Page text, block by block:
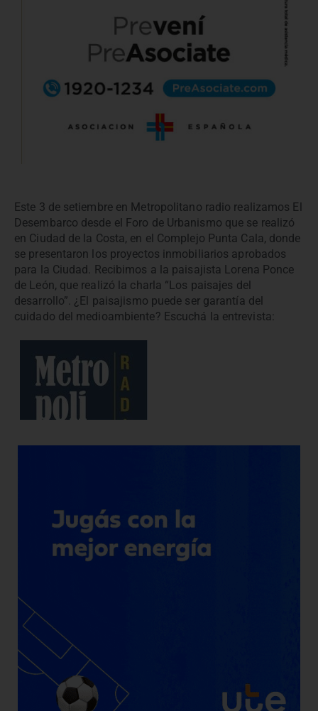
Este 3 de setiembre en Metropolitano radio realizamos El
Desembarco desde el Foro de Urbanismo que se realizó
en Ciudad de la Costa, en el Complejo Punta Cala, donde
se presentaron los proyectos inmobiliarios aprobados
para la Ciudad. Recibimos a la paisajista Lorena Ponce
de León, que realizó la charla “Los paisajes del
desarrollo”. ¿El paisajismo puede ser garantía del
cuidado del medioambiente? Escuchá la entrevista: